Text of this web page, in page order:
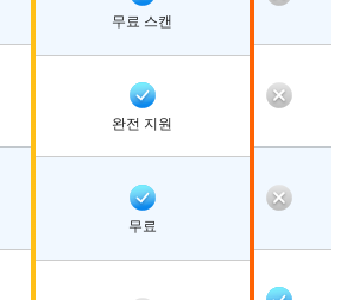
무료 스캔
완전 지원
무료